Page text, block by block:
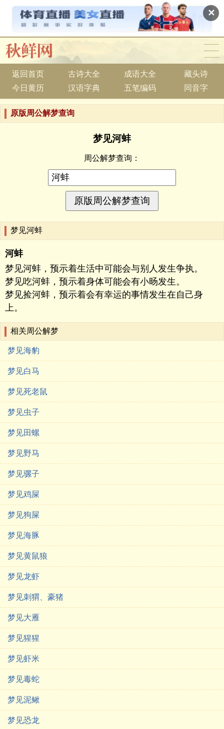
✕
返回首页 古诗大全 成语大全
藏头诗
今日黄历
汉语字典 五笔编码 同音字
原版周公解梦查询
梦见河蚌
周公解梦查询：
梦见河蚌
河蚌
梦见河蚌，预示着生活中可能会与别人发生争执。
梦见吃河蚌，预示着身体可能会有小旸发生。
梦见捡河蚌，预示着会有幸运的事情发生在自己身
上。
相关周公解梦
梦见海豹
梦见白马
梦见死老鼠
梦见虫子
梦见田螺
梦见野马
梦见骡子
梦见鸡屎
梦见狗屎
梦见海豚
梦见黄鼠狼
梦见龙虾
梦见刺猬、豪猪
梦见大雁
梦见猩猩
梦见虾米
梦见毒蛇
梦见泥鳅
梦见恐龙